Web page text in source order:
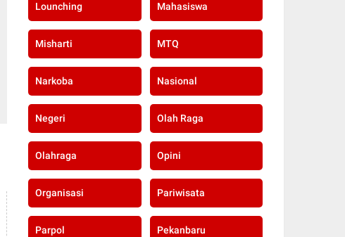
Lounching Mahasiswa
Misharti MTQ
Narkoba Nasional
Negeri Olah Raga
Olahraga Opini
Organisasi Pariwisata
Parpol Pekanbaru